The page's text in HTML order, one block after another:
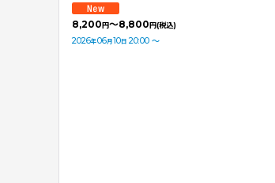
8,200円～8,800円(税込)
2026年06月10日 20:00 ～